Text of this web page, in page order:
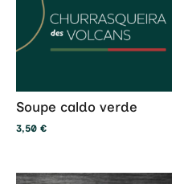
Soupe caldo verde
3,50 €